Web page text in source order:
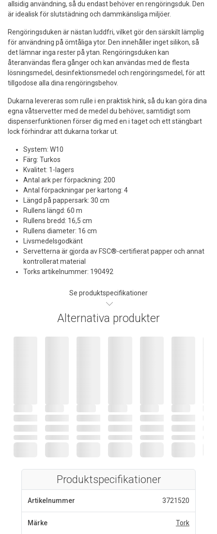
allsidig användning, så du endast behöver en rengöringsduk. Den
är idealisk för slutstädning och dammkänsliga miljöer.
Rengöringsduken är nästan luddfri, vilket gör den särskilt lämplig
för användning på ömtåliga ytor. Den innehåller inget silikon, så
det lämnar inga rester på ytan. Rengöringsduken kan
återanvändas flera gånger och kan användas med de flesta
lösningsmedel, desinfektionsmedel och rengöringsmedel, för att
tillgodose alla dina rengöringsbehov.
Dukarna levereras som rulle i en praktisk hink, så du kan göra dina
egna våtservetter med de medel du behöver, samtidigt som
dispenserfunktionen förser dig med en i taget och ett stängbart
lock förhindrar att dukarna torkar ut.
System: W10
Färg: Turkos
Kvalitet: 1-lagers
Antal ark per förpackning: 200
Antal förpackningar per kartong: 4
Längd på pappersark: 30 cm
Rullens längd: 60 m
Rullens bredd: 16,5 cm
Rullens diameter: 16 cm
Livsmedelsgodkänt
Servetterna är gjorda av FSC®-certifierat papper och annat
kontrollerat material
Torks artikelnummer: 190492
Se produktspecifikationer
Alternativa produkter
Produktspecifikationer
Artikelnummer 3721520
Märke Tork